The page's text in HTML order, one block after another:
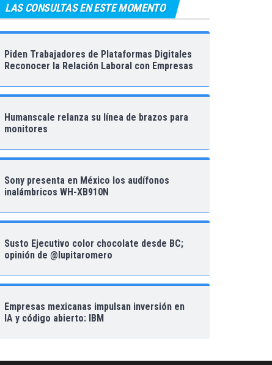
LAS CONSULTAS EN ESTE MOMENTO
Piden Trabajadores de Plataformas Digitales
Reconocer la Relación Laboral con Empresas
Humanscale relanza su línea de brazos para
monitores
Sony presenta en México los audífonos
inalámbricos WH-XB910N
Susto Ejecutivo color chocolate desde BC;
opinión de @lupitaromero
Empresas mexicanas impulsan inversión en
IA y código abierto: IBM